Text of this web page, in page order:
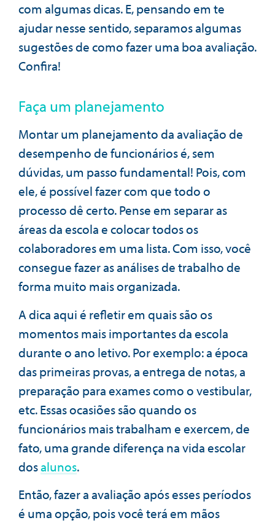
com algumas dicas. E, pensando em te
ajudar nesse sentido, separamos algumas
sugestões de como fazer uma boa avaliação.
Confira!
Faça um planejamento
Montar um planejamento da avaliação de
desempenho de funcionários é, sem
dúvidas, um passo fundamental! Pois, com
ele, é possível fazer com que todo o
processo dê certo. Pense em separar as
áreas da escola e colocar todos os
colaboradores em uma lista. Com isso, você
consegue fazer as análises de trabalho de
forma muito mais organizada.
A dica aqui é refletir em quais são os
momentos mais importantes da escola
durante o ano letivo. Por exemplo: a época
das primeiras provas, a entrega de notas, a
preparação para exames como o vestibular,
etc. Essas ocasiões são quando os
funcionários mais trabalham e exercem, de
fato, uma grande diferença na vida escolar
dosalunos.
Então, fazer a avaliação após esses períodos
é uma opção, pois você terá em mãos